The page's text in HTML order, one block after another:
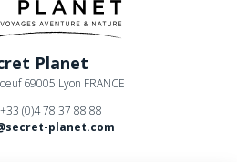
Planet
69005 Lyon FRANCE
(0)4 78 37 88 88
planet.com